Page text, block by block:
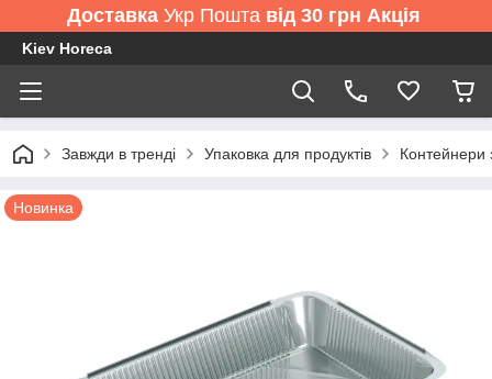
ДоставкаУкр Пошта від 30 грн Акція
Kiev Horeca
Завжди в тренді Упаковка для продуктів Контейнери
Новинка